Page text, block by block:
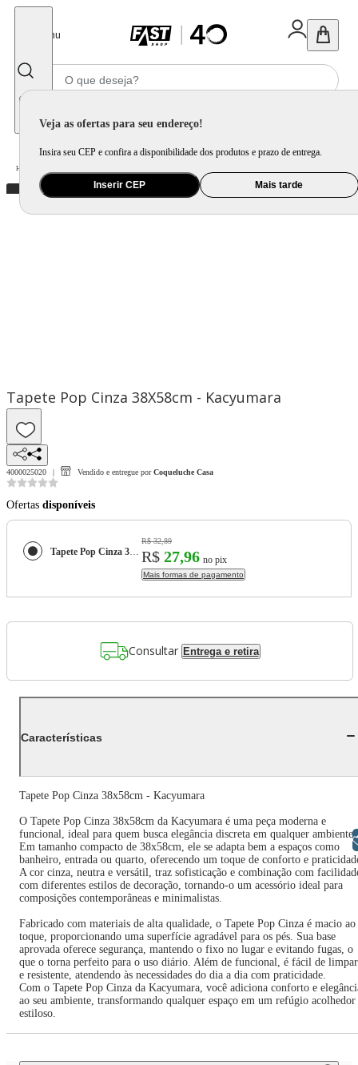
Menu
Veja as ofertas para seu endereço!
Insira seu CEP e confira a disponibilidade dos produtos e prazo de entrega.
Inserir CEP Mais tarde
Home
Tapete Pop Cinza 38X58cm - Kacyumara
4000025020 Vendido e entregue por Coqueluche Casa
Ofertas disponíveis
Tapete Pop Cinza 38X58cm - Kacyumara
R$ 32,89
R$ 27,96 no pix
Mais formas de pagamento
Consultar Entrega e retira
Características
Tapete Pop Cinza 38x58cm - Kacyumara
O Tapete Pop Cinza 38x58cm da Kacyumara é uma peça moderna e
funcional, ideal para quem busca elegância discreta em qualquer ambiente.
Em tamanho compacto de 38x58cm, ele se adapta bem a espaços como
banheiro, entrada ou quarto, oferecendo um toque de conforto e
A cor cinza, neutra e versátil, traz sofisticação e combinação com
com diferentes estilos de decoração, tornando-o um acessório ideal para
composições contemporâneas e minimalistas.
Fabricado com materiais de alta qualidade, o Tapete Pop Cinza é macio ao
toque, proporcionando uma superfície agradável para os pés. Sua base
aprovada oferece segurança, mantendo o fixo no lugar e evitando fugas, o
que o torna perfeito para o uso diário. Além de funcional, é fácil de limpar
e resistente, atendendo às necessidades do dia a dia com praticidade.
Com o Tapete Pop Cinza da Kacyumara, você adiciona conforto e
ao seu ambiente, transformando qualquer espaço em um refúgio acolhedor
estiloso.
Libras